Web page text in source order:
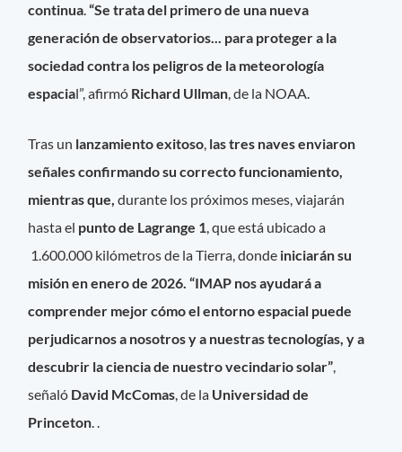
continua.“Se trata del primero de una nueva
generación de observatorios... para proteger a la
sociedad contra los peligros de la meteorología
espacial”, afirmó Richard Ullman, de la NOAA.
Tras un lanzamiento exitoso las tres naves enviaron
señales confirmando su correcto funcionamiento,
mientras que,durante los próximos meses, viajarán
hasta el punto de Lagrange 1 , que está ubicado a
1.600.000 kilómetros de la Tierra, donde iniciarán su
misión en enero de 2026. “IMAP nos ayudará a
comprender mejor cómo el entorno espacial puede
perjudicarnos a nosotros y a nuestras tecnologías, y a
descubrir la ciencia de nuestro vecindario solar”
señaló David McComas , de la Universidad de
Princeton